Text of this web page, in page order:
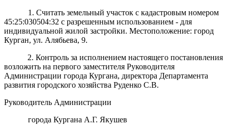
1. Считать земельный участок с кадастровым номером
45:25:030504:32 с разрешенным использованием - для
индивидуальной жилой застройки. Местоположение: город
Курган, ул. Алябьева, 9.
2. Контроль за исполнением настоящего постановления
возложить на первого заместителя Руководителя
Администрации города Кургана, директора Департамента
развития городского хозяйства Руденко С.В.
Руководитель Администрации
города Кургана А.Г. Якушев